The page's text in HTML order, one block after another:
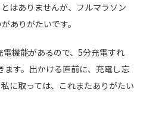
はありませんが、フルマラソン
ありがたいです。
機能があるので、5分充電すれ
ます。出かける直前に、充電し忘
に取っては、これまたありがたい